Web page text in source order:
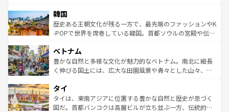
ワイを、存分に味わってほしい。 なお、新着のハワイ情報
はコンテンツ一覧を参照してほしい。
いる。アクティビティも充実しており、サーフィンやダイ
ビング、ハイキングなど、アウトドア好きにはたまらな
い。オーストラリアの多彩な魅力を存分に味わいつくそ
参照してほしい。
ン）、静ひつな山岳地帯である台湾東部など、都市の喧騒
と山間の静けさが共存しており、訪れる人に新しい発見と
驚きをもたらしてくれる。また、奥深い台湾の食文化も魅
容にもいいと評判のスイーツなど、バラエティ豊かな料理
が味わえる。 なお、新着の台湾情報は コンテンツ一覧を参
照してほしい。
韓国
歴史ある王朝文化が残る一方で、最先端のファッションやK
-POPで世界を席巻している韓国。首都ソウルの宮殿や伝統
き、地方に足を延ばせば四季折々の自然美を楽しむことが
できる。そして、キムチや焼肉、絶品のストリートフード
まで、さまざまな韓国料理が待っている。夜には、韓国な
リティに包まれながら、韓国の多彩な魅力を心ゆくまで味
わってみてほしい。 なお、新着の韓国情報はコンテンツ一
覧を参照してほしい。
ベトナム
豊かな自然と多様な文化が魅力的なベトナム。南北に細長
く伸びる国土には、広大な田園風景や青々とした山々、世
急速な発展と共に伝統が息づく。ハノイの古い町並みやホ
ーチミン市のフランス統治時代の建物も、独特の雰囲気を
醸し出している。また、バラエティの豊かさとおいしさで
タイ
タイは、東南アジアに位置する豊かな自然と歴史が息づく
国だ。首都バンコクは高層ビルが立ち並ぶ一方、伝統的な